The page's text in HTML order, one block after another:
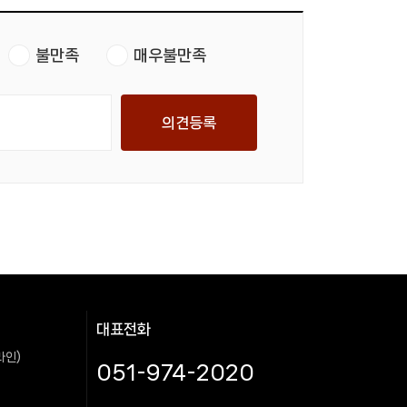
불만족 매우불만족
의견등록
인)
대표전화
051-974-2020